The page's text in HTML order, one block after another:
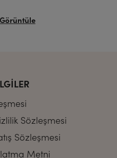
Sözleşmesi
Sözleşmesi
Metni